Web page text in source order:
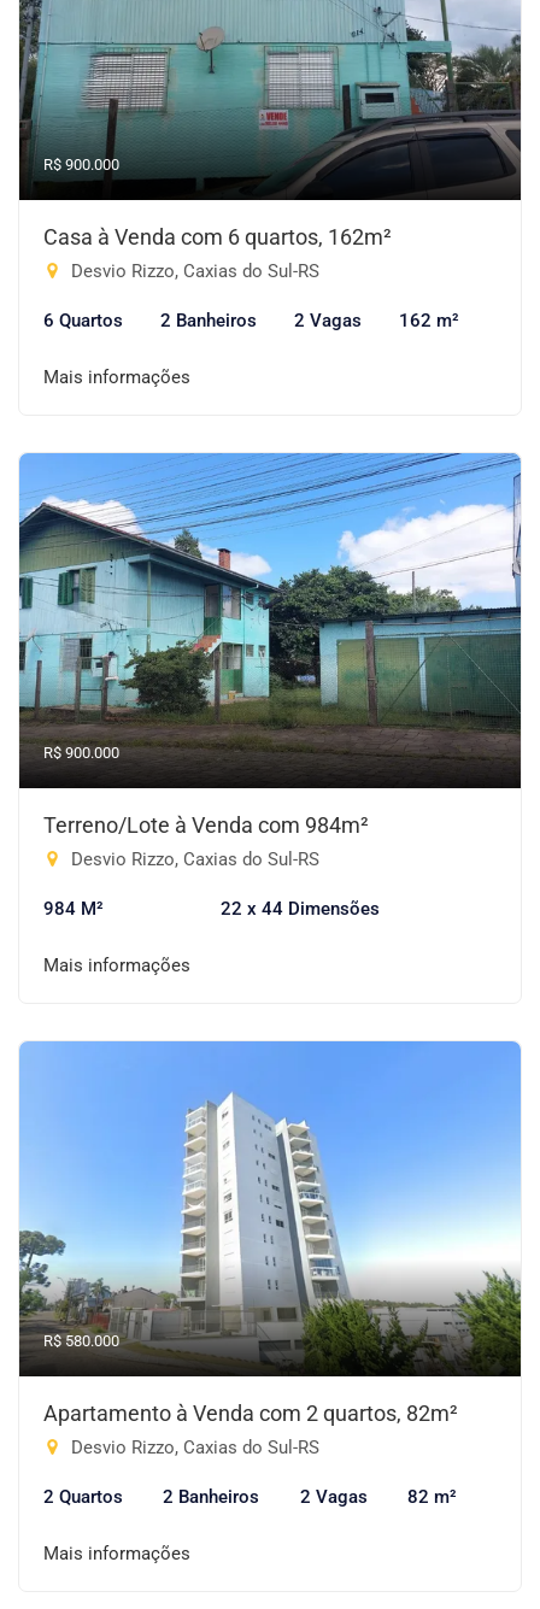
R$ 900.000
Casa à Venda com 6 quartos, 162m²
Desvio Rizzo, Caxias do Sul-RS
6 Quartos 2 Banheiros 2 Vagas 162 m²
Mais informações
R$ 900.000
Terreno/Lote à Venda com 984m²
Desvio Rizzo, Caxias do Sul-RS
984 M² 22 x 44 Dimensões
Mais informações
R$ 580.000
Apartamento à Venda com 2 quartos, 82m²
Desvio Rizzo, Caxias do Sul-RS
2 Quartos 2 Banheiros 2 Vagas 82 m²
Mais informações